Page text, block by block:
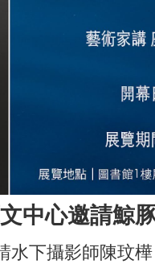
中心邀請鯨
下攝影師陳玟